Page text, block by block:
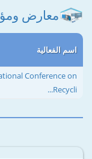
معارض
اسم الفعالية
Conference on
Recycli...